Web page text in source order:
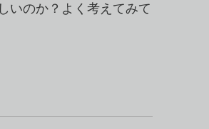
いのか？よく考えてみて